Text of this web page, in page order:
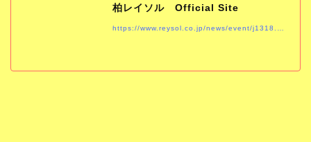
柏レイソル Official Site